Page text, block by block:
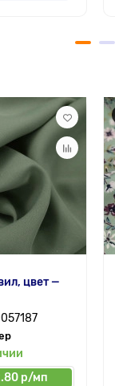
цвет —
р/мп